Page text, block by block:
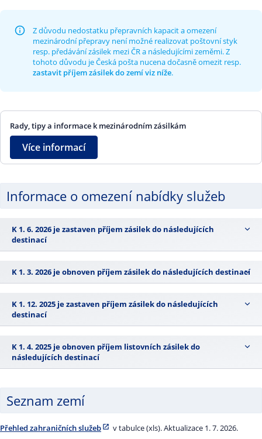
Z důvodu nedostatku přepravních kapacit a omezení
mezinárodní přepravy není možné realizovat poštovní styk
resp. předávání zásilek mezi ČR a následujícími zeměmi. Z
tohoto důvodu je Česká pošta nucena dočasně omezit resp.
zastavit příjem zásilek do zemí viz níže.
Rady, tipy a informace k mezinárodním zásilkám
Více informací
Informace o omezení nabídky služeb
K 1. 6. 2026 je zastaven příjem zásilek do následujících
destinací
K 1. 3. 2026 je obnoven příjem zásilek do následujících destinací
K 1. 12. 2025 je zastaven příjem zásilek do následujících
destinací
K 1. 4. 2025 je obnoven příjem listovních zásilek do
následujících destinací
Seznam zemí
Přehled zahraničních služeb v tabulce (xls). Aktualizace 1. 7. 2026.